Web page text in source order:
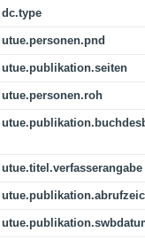
dc.type
utue.personen.pnd
utue.publikation.seiten
utue.personen.roh
utue.titel.verfasserangabe